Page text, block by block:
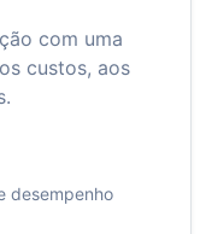
com uma
custos, aos
desempenho